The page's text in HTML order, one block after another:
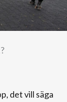
det vill säga